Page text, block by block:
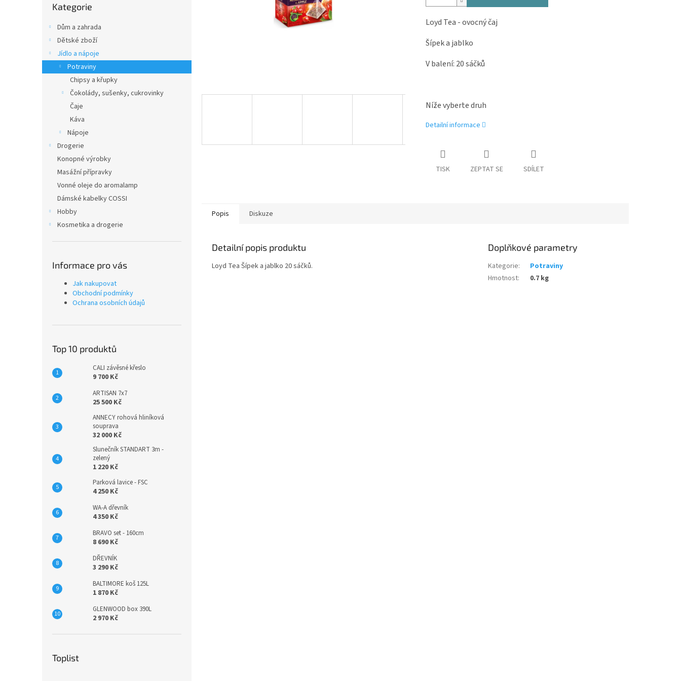
kategorie
Kategorie
Dům a zahrada
Dětské zboží
Jídlo a nápoje
Potraviny
Chipsy a křupky
Čokolády, sušenky, cukrovinky
Čaje
Káva
Nápoje
Drogerie
Konopné výrobky
Masážní přípravky
Vonné oleje do aromalamp
Dámské kabelky COSSI
Hobby
Kosmetika a drogerie
Informace pro vás
Jak nakupovat
Obchodní podmínky
Ochrana osobních údajů
Top 10 produktů
CALI závěsné křeslo
9 700 Kč
ARTISAN 7x7
25 500 Kč
ANNECY rohová hliníková
souprava
32 000 Kč
Slunečník STANDART 3m -
zelený
1 220 Kč
Parková lavice - FSC
4 250 Kč
WA-A dřevník
4 350 Kč
BRAVO set - 160cm
8 690 Kč
DŘEVNÍK
3 290 Kč
BALTIMORE koš 125L
1 870 Kč
GLENWOOD box 390L
2 970 Kč
Toplist
Loyd Tea - ovocný čaj
Šípek a jablko
V balení: 20 sáčků
Níže vyberte druh
Detailní informace
TISK ZEPTAT SE SDÍLET
Popis Diskuze
Detailní popis produktu
Loyd Tea Šípek a jablko 20 sáčků.
Doplňkové parametry
Kategorie:
Potraviny
Hmotnost: 0.7 kg